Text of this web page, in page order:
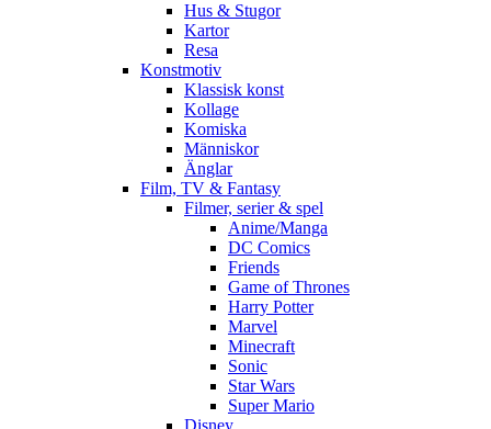
Hus & Stugor
Kartor
Resa
Konstmotiv
Klassisk konst
Kollage
Komiska
Människor
Änglar
Film, TV & Fantasy
Filmer, serier & spel
Anime/Manga
DC Comics
Friends
Game of Thrones
Harry Potter
Marvel
Minecraft
Sonic
Star Wars
Super Mario
Disney